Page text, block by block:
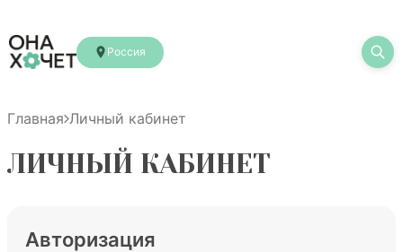
Россия
Главная Личный кабинет
ЛИЧНЫЙ КАБИНЕТ
Авторизация